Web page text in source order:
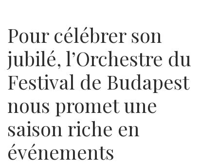
Pour célébrer son
jubilé, l’Orchestre du
Festival de Budapest
nous promet une
saison riche en
événements